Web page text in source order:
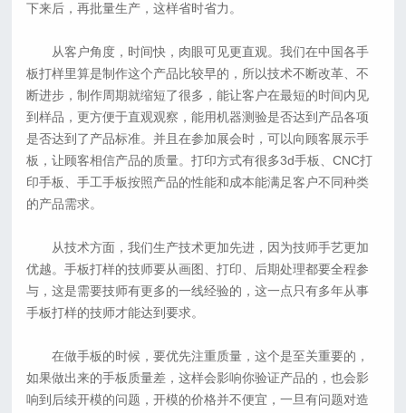
下来后，再批量生产，这样省时省力。
从客户角度，时间快，肉眼可见更直观。我们在中国各手
板打样里算是制作这个产品比较早的，所以技术不断改革、不
断进步，制作周期就缩短了很多，能让客户在最短的时间内见
到样品，更方便于直观观察，能用机器测验是否达到产品各项
是否达到了产品标准。并且在参加展会时，可以向顾客展示手
板，让顾客相信产品的质量。打印方式有很多3d手板、CNC打
印手板、手工手板按照产品的性能和成本能满足客户不同种类
的产品需求。
从技术方面，我们生产技术更加先进，因为技师手艺更加
优越。手板打样的技师要从画图、打印、后期处理都要全程参
与，这是需要技师有更多的一线经验的，这一点只有多年从事
手板打样的技师才能达到要求。
在做手板的时候，要优先注重质量，这个是至关重要的，
如果做出来的手板质量差，这样会影响你验证产品的，也会影
响到后续开模的问题，开模的价格并不便宜，一旦有问题对造